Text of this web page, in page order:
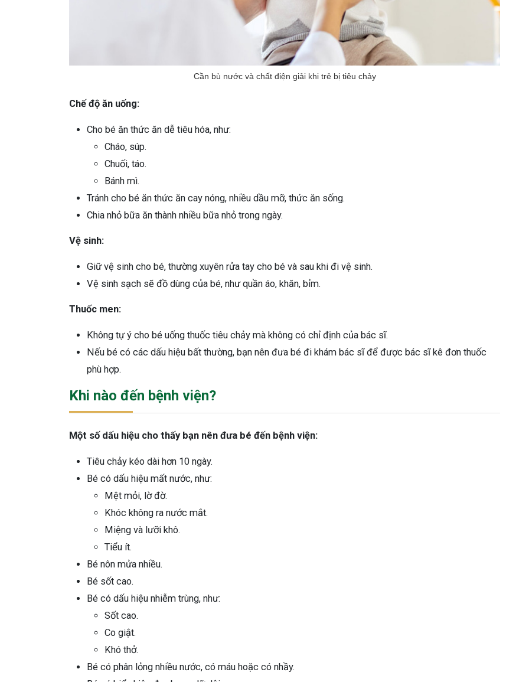
Cần bù nước và chất điện giải khi trẻ bị tiêu chảy
Chế độ ăn uống:
Cho bé ăn thức ăn dễ tiêu hóa, như:
Cháo, súp.
Chuối, táo.
Bánh mì.
Tránh cho bé ăn thức ăn cay nóng, nhiều dầu mỡ, thức ăn sống.
Chia nhỏ bữa ăn thành nhiều bữa nhỏ trong ngày.
Vệ sinh:
Giữ vệ sinh cho bé, thường xuyên rửa tay cho bé và sau khi đi vệ sinh.
Vệ sinh sạch sẽ đồ dùng của bé, như quần áo, khăn, bỉm.
Thuốc men:
Không tự ý cho bé uống thuốc tiêu chảy mà không có chỉ định của bác sĩ.
Nếu bé có các dấu hiệu bất thường, bạn nên đưa bé đi khám bác sĩ để được bác sĩ kê đơn thuốc
phù hợp.
Khi nào đến bệnh viện?
Một số dấu hiệu cho thấy bạn nên đưa bé đến bệnh viện:
Tiêu chảy kéo dài hơn 10 ngày.
Bé có dấu hiệu mất nước, như:
Mệt mỏi, lờ đờ.
Khóc không ra nước mắt.
Miệng và lưỡi khô.
Tiểu ít.
Bé nôn mửa nhiều.
Bé sốt cao.
Bé có dấu hiệu nhiễm trùng, như:
Sốt cao.
Co giật.
Khó thở.
Bé có phân lỏng nhiều nước, có máu hoặc có nhầy.